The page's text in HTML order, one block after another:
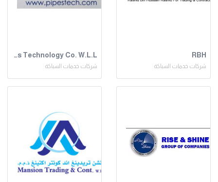
Pipes Technology Co. W.L.L
شركات خدمات السباكة
RBH
شركات خدمات السباكة